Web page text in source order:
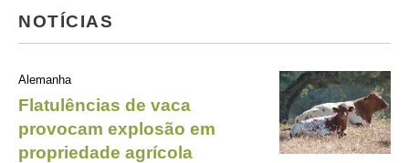
NOTÍCIAS
Alemanha
Flatulências de vaca
provocam explosão em
propriedade agrícola